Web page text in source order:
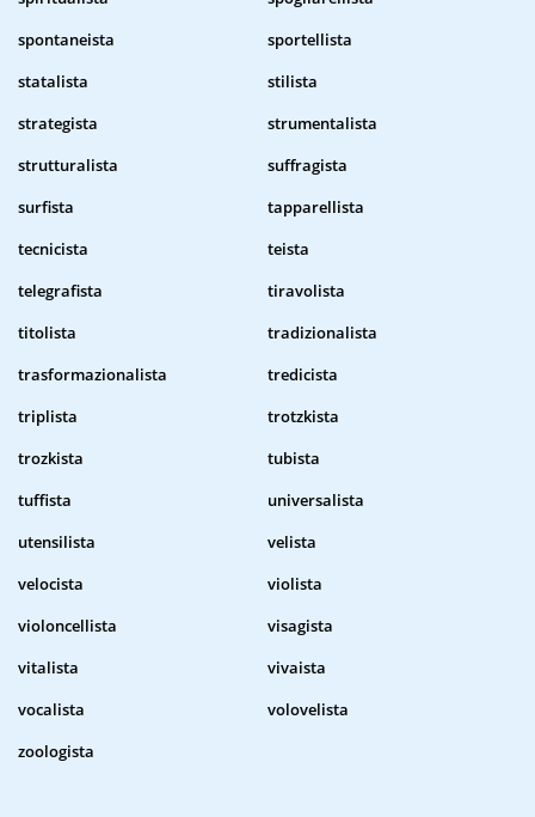
spontaneista
sportellista
statalista
stilista
strategista
strumentalista
strutturalista
suffragista
surfista
tapparellista
tecnicista
teista
telegrafista
tiravolista
titolista
tradizionalista
trasformazionalista
tredicista
triplista
trotzkista
trozkista
tubista
tuffista
universalista
utensilista
velista
velocista
violista
violoncellista
visagista
vitalista
vivaista
vocalista
volovelista
zoologista